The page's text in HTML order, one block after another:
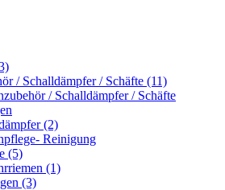
/ Schalldämpfer / Schäfte (11)
/ Schalldämpfer / Schäfte
(2)
Reinigung
(5)
(1)
(3)